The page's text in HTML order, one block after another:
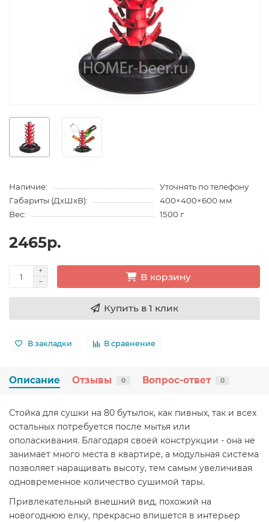
Наличие:
Уточнять по телефону
Габариты (ДхШхВ):
400×400×600 мм
Вес:
1500 г
2465р.
В корзину
Купить в 1 клик
В закладки В сравнение
Описание Отзывы 0 Вопрос-ответ 0
Стойка для сушки на 80 бутылок, как пивных, так и всех
остальных потребуется после мытья или
ополаскивания. Благодаря своей конструкции - она не
занимает много места в квартире, а модульная система
позволяет наращивать высоту, тем самым увеличивая
одновременное количество сушимой тары.
Привлекательный внешний вид, похожий на
новогоднюю елку, прекрасно впишется в интерьер